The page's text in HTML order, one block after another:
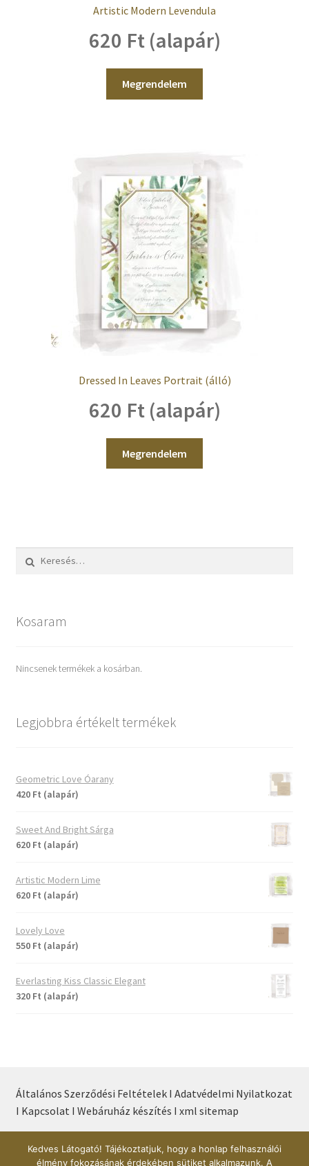
Artistic Modern Levendula
620 Ft (alapár)
Megrendelem
Dressed In Leaves Portrait (álló)
620 Ft (alapár)
Megrendelem
Keresés:
Kosaram
Nincsenek termékek a kosárban.
Legjobbra értékelt termékek
Geometric Love Óarany
420 Ft (alapár)
Sweet And Bright Sárga
620 Ft (alapár)
Artistic Modern Lime
620 Ft (alapár)
Lovely Love
550 Ft (alapár)
Everlasting Kiss Classic Elegant
320 Ft (alapár)
Általános Szerződési Feltételek I Adatvédelmi Nyilatkozat
I Kapcsolat I Webáruház készítés I xml sitemap
© Árnika Webáruház 2017
Kedves Látogató! Tájékoztatjuk, hogy a honlap felhasználói
élmény fokozásának érdekében sütiket alkalmazunk. A